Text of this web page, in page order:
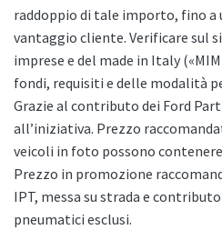
raddoppio di tale importo, fino a
vantaggio cliente. Verificare sul
imprese e del made in Italy
fondi, requisiti e delle modalità
Grazie al contributo dei Ford
all’iniziativa. Prezzo
veicoli in foto possono
Prezzo in promozione
IPT, messa su strada e
pneumatici esclusi.